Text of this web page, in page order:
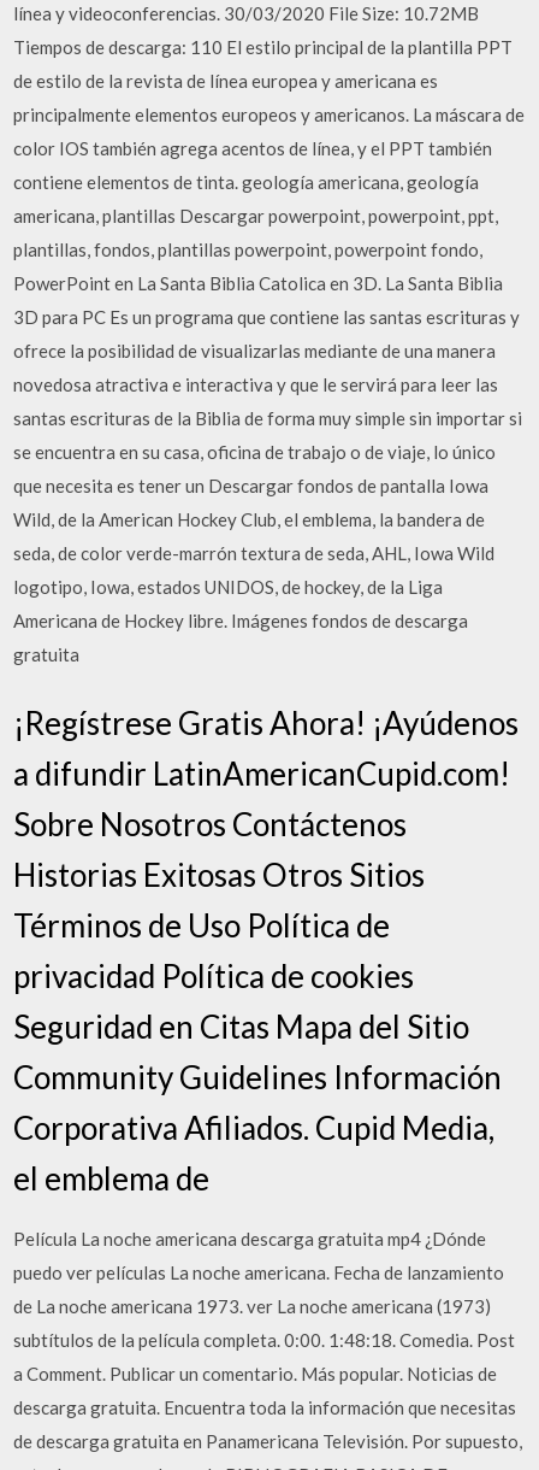
línea y videoconferencias. 30/03/2020 File Size: 10.72MB
Tiempos de descarga: 110 El estilo principal de la plantilla PPT
de estilo de la revista de línea europea y americana es
principalmente elementos europeos y americanos. La máscara de
color IOS también agrega acentos de línea, y el PPT también
contiene elementos de tinta. geología americana, geología
americana, plantillas Descargar powerpoint, powerpoint, ppt,
plantillas, fondos, plantillas powerpoint, powerpoint fondo,
PowerPoint en La Santa Biblia Catolica en 3D. La Santa Biblia
3D para PC Es un programa que contiene las santas escrituras y
ofrece la posibilidad de visualizarlas mediante de una manera
novedosa atractiva e interactiva y que le servirá para leer las
santas escrituras de la Biblia de forma muy simple sin importar si
se encuentra en su casa, oficina de trabajo o de viaje, lo único
que necesita es tener un Descargar fondos de pantalla Iowa
Wild, de la American Hockey Club, el emblema, la bandera de
seda, de color verde-marrón textura de seda, AHL, Iowa Wild
logotipo, Iowa, estados UNIDOS, de hockey, de la Liga
Americana de Hockey libre. Imágenes fondos de descarga
gratuita
¡Regístrese Gratis Ahora! ¡Ayúdenos
a difundir LatinAmericanCupid.com!
Sobre Nosotros Contáctenos
Historias Exitosas Otros Sitios
Términos de Uso Política de
privacidad Política de cookies
Seguridad en Citas Mapa del Sitio
Community Guidelines Información
Corporativa Afiliados. Cupid Media,
el emblema de
Película La noche americana descarga gratuita mp4 ¿Dónde
puedo ver películas La noche americana. Fecha de lanzamiento
de La noche americana 1973. ver La noche americana (1973)
subtítulos de la película completa. 0:00. 1:48:18. Comedia. Post
a Comment. Publicar un comentario. Más popular. Noticias de
descarga gratuita. Encuentra toda la información que necesitas
de descarga gratuita en Panamericana Televisión. Por supuesto,